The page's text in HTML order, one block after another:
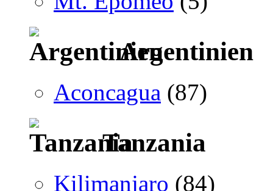
Argentinien
Aconcagua (87)
Tanzania
Kilimanjaro (84)